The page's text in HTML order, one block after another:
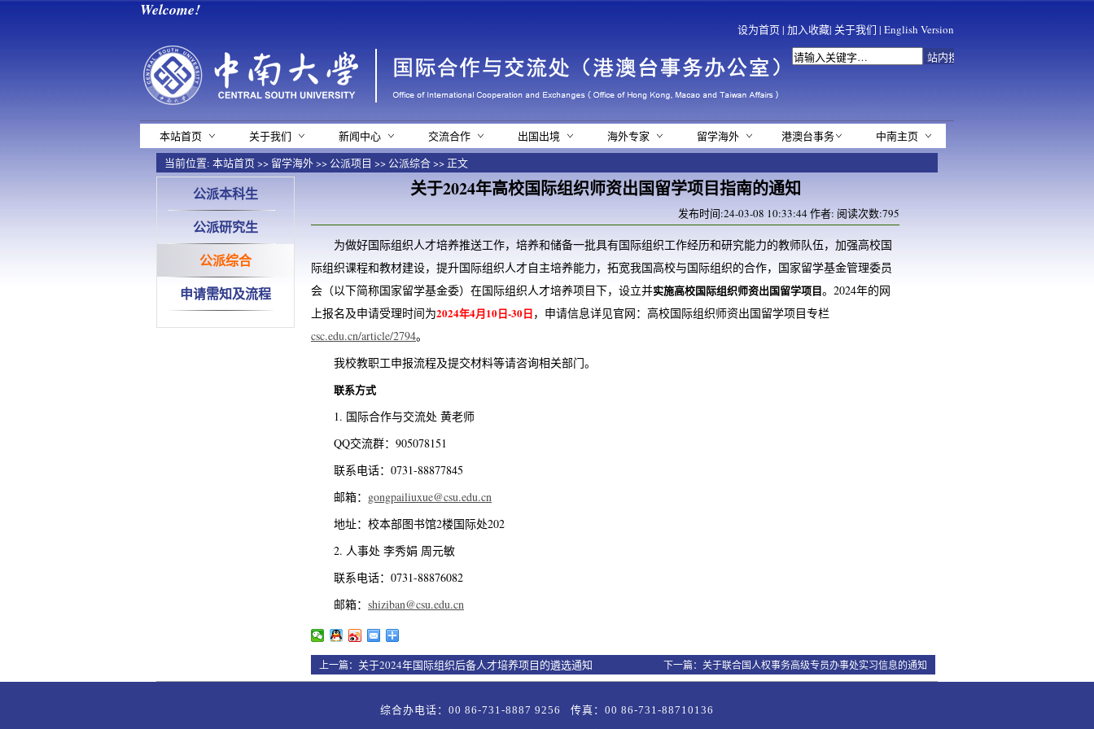
Welcome!
设为首页| 加入收藏| 关于我们 | English Version
本站首页 关于我们 新闻中心 交流合作 出国出境 海外专家 留学海外 港澳台事务
中南主页
当前位置: 本站首页>> 留学海外>> 公派项目 >> 公派综合>> 正文
公派本科生
公派研究生
公派综合
申请需知及流程
关于2024年高校国际组织师资出国留学项目指南的通知
发布时间:24-03-08 10:33:44 作者: 阅读次数:795
为做好国际组织人才培养推送工作，培养和储备一批具有国际组织工作经历和研究能力的教师队伍，加强高校国
际组织课程和教材建设，提升国际组织人才自主培养能力，拓宽我国高校与国际组织的合作，国家留学基金管理委员
会（以下简称国家留学基金委）在国际组织人才培养项目下，设立并实施高校国际组织师资出国留学项目。2024年的网
上报名及申请受理时间为2024年4月10日-30日，申请信息详见官网：高校国际组织师资出国留学项目专栏
csc.edu.cn/article/2794。
我校教职工申报流程及提交材料等请咨询相关部门。
联系方式
1. 国际合作与交流处 黄老师
QQ交流群：905078151
联系电话：0731-88877845
邮箱： gongpailiuxue@csu.edu.cn
地址：校本部图书馆2楼国际处202
2. 人事处 李秀娟 周元敏
联系电话：0731-88876082
邮箱： shiziban@csu.edu.cn
上一篇： 关于2024年国际组织后备人才培养项目的遴选通知 下一篇： 关于联合国人权事务高级专员办事处实习信息的通知
综合办电话：00 86-731-8887 9256 传真：00 86-731-88710136